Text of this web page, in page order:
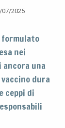
07/2025
nei
una
dura
ceppi di